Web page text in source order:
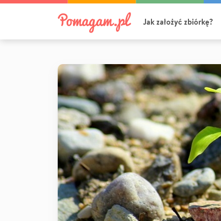
Jak założyć zbiórkę?